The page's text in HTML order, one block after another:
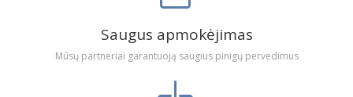
Saugus apmokėjimas
Mūsų partneriai garantuoją saugius pinigų pervedimus